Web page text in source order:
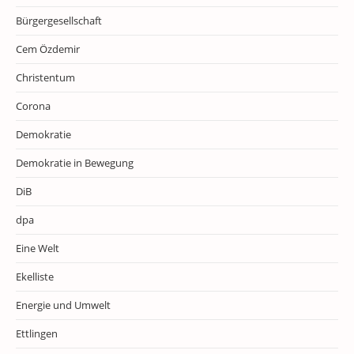
Bürgergesellschaft
Cem Özdemir
Christentum
Corona
Demokratie
Demokratie in Bewegung
DiB
dpa
Eine Welt
Ekelliste
Energie und Umwelt
Ettlingen